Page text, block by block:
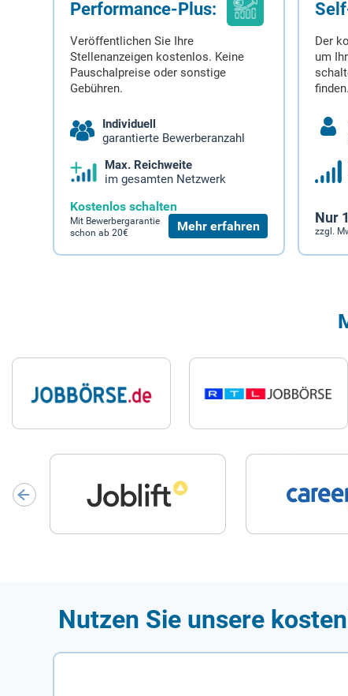
Performance-Plus:
Veröffentlichen Sie Ihre
Stellenanzeigen kostenlos. Keine
Pauschalpreise oder sonstige
Gebühren.
Individuell
garantierte Bewerberanzahl
Max. Reichweite
im gesamten Netzwerk
Kostenlos schalten
Mit Bewerbergarantie
schon ab 20€
Mehr erfahren
Der
um
finden.
Nur
zzgl.
Nutzen Sie unsere